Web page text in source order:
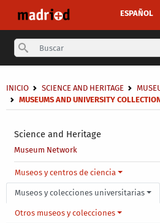
ESPAÑOL
Science and Heritage
Museum Network
Breadcrumb
INICIO SCIENCE AND HERITAGE
MUSEUMS AND UNIVERSITY
Main menu level 4
Museos y centros de ciencia
Museos y colecciones universitarias
Otros museos y colecciones